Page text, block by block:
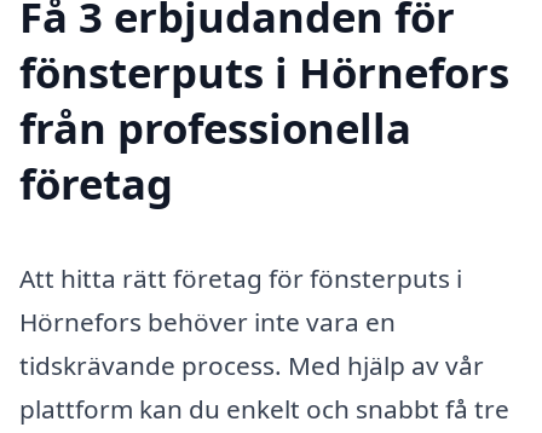
Få 3 erbjudanden för
fönsterputs i Hörnefors
från professionella
företag
Att hitta rätt företag för fönsterputs i
Hörnefors behöver inte vara en
tidskrävande process. Med hjälp av vår
plattform kan du enkelt och snabbt få tre